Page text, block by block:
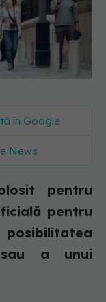
în Google
News
pentru
pentru
a unui